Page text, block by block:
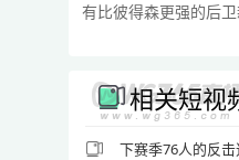
有比彼得森更强的后
相关短视
下赛季76人的反击